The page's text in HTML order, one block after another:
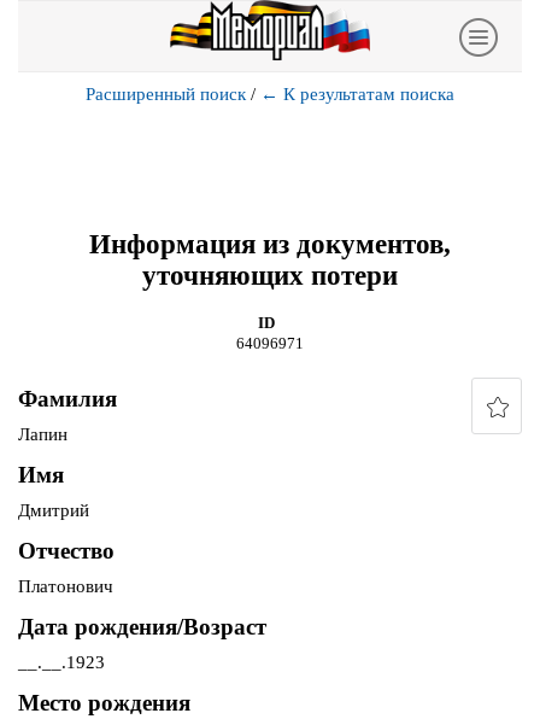
Расширенный поиск / ← К результатам поиска
Информация из документов,
уточняющих потери
ID
64096971
Фамилия
Лапин
Имя
Дмитрий
Отчество
Платонович
Дата рождения/Возраст
__.__.1923
Место рождения